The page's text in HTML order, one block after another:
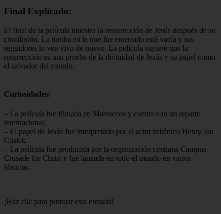
Final Explicado:
El final de la película muestra la resurrección de Jesús después de su
crucifixión. La tumba en la que fue enterrado está vacía y sus
seguidores lo ven vivo de nuevo. La película sugiere que la
resurrección es una prueba de la divinidad de Jesús y su papel como
el salvador del mundo.
Curiosidades:
– La película fue filmada en Marruecos y cuenta con un reparto
internacional.
– El papel de Jesús fue interpretado por el actor británico Henry Ian
Cusick.
– La película fue producida por la organización cristiana Campus
Crusade for Christ y fue lanzada en todo el mundo en varios
idiomas.
¡Haz clic para puntuar esta entrada!